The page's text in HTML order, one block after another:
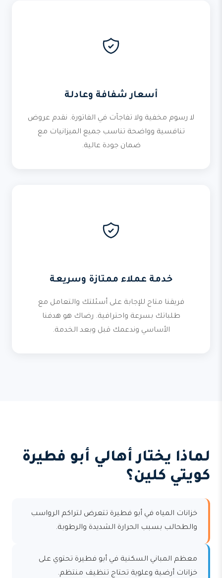
أسعار شفافة وعادلة
لا رسوم مخفية ولا تفاجآت في الفاتورة. نقدم عروض
تنافسية وواضحة تناسب جميع الميزانيات مع
ضمان جودة عالية.
خدمة عملاء ممتازة وسريعة
فريقنا متاح للإجابة على أسئلتك والتعامل مع
طلباتك بسرعة واحترافية. رضاك هو هدفنا
الأساسي وندعمك قبل وبعد الخدمة.
لماذا يختار أهالي أبو فطيرة
كويتي كلين؟
خزانات المياه في أبو فطيرة تتعرض لتراكم الرواسب
والطحالب بسبب الحرارة الشديدة والرطوبة.
معظم المباني السكنية في أبو فطيرة تحتوي على
خزانات أرضية وعلوية تحتاج تنظيف منتظم.